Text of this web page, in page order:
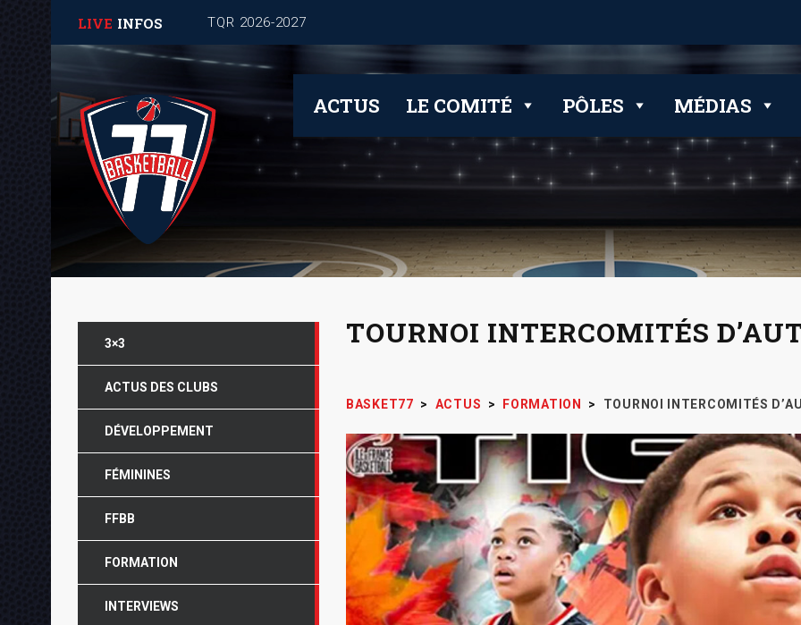
LIVE INFOS Journée de rentrée pour les clubs
ACTUS LE COMITÉ PÔLES MÉDIAS
TOURNOI INTERCOMITÉS
BASKET77 > ACTUS > FORMATION > TOURNOI INTERCOMITÉS
3×3
ACTUS DES CLUBS
DÉVELOPPEMENT
FÉMININES
FFBB
FORMATION
INTERVIEWS